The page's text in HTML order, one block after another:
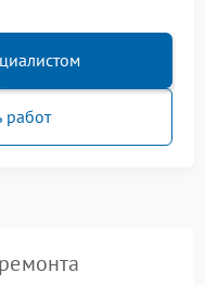
работ